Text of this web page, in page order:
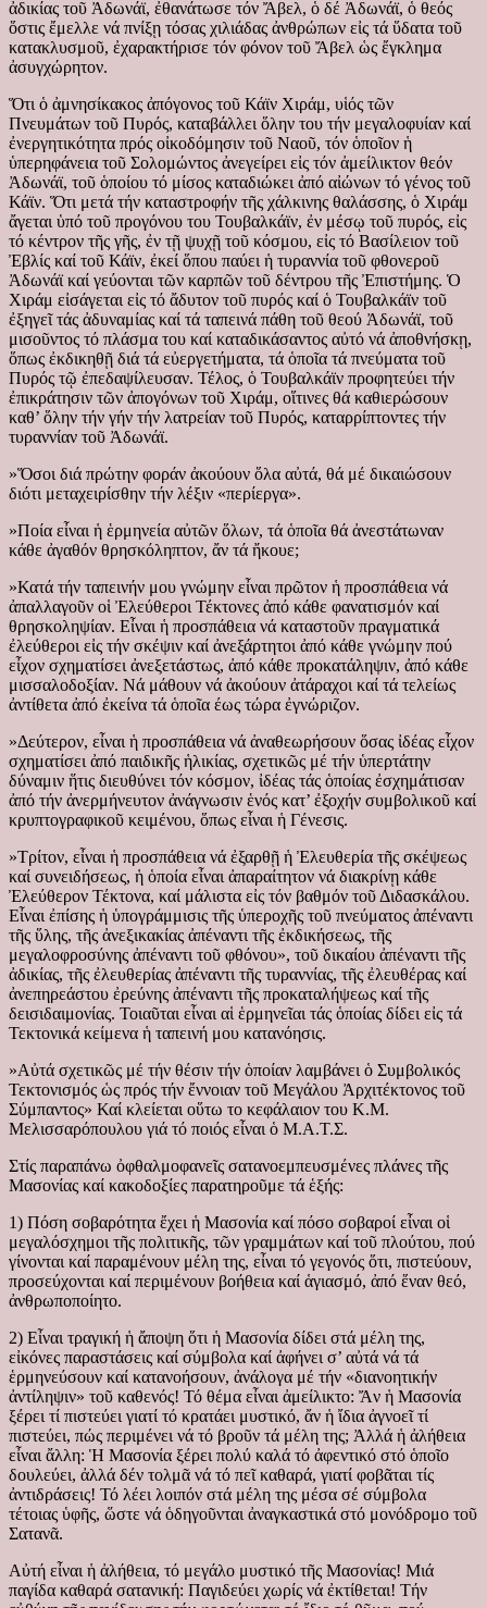
ἀδικίας τοῦ Ἀδωνάϊ, ἐθανάτωσε τόν Ἄβελ, ὁ δέ Ἀδωνάϊ, ὁ θεός
ὅστις ἔμελλε νά πνίξῃ τόσας χιλιάδας ἀνθρώπων εἰς τά ὕδατα τοῦ
κατακλυσμοῦ, ἐχαρακτήρισε τόν φόνον τοῦ Ἄβελ ὡς ἔγκλημα
ἀσυγχώρητον.
Ὅτι ὁ ἀμνησίκακος ἀπόγονος τοῦ Κάϊν Χιράμ, υἱός τῶν
Πνευμάτων τοῦ Πυρός, καταβάλλει ὅλην του τήν μεγαλοφυίαν καί
ἐνεργητικότητα πρός οἰκοδόμησιν τοῦ Ναοῦ, τόν ὁποῖον ἡ
ὑπερηφάνεια τοῦ Σολομώντος ἀνεγείρει εἰς τόν ἀμείλικτον θεόν
Ἀδωνάϊ, τοῦ ὁποίου τό μίσος καταδιώκει ἀπό αἰώνων τό γένος τοῦ
Κάϊν. Ὅτι μετά τήν καταστροφήν τῆς χάλκινης θαλάσσης, ὁ Χιράμ
ἄγεται ὑπό τοῦ προγόνου του Τουβαλκάϊν, ἐν μέσῳ τοῦ πυρός, εἰς
τό κέντρον τῆς γῆς, ἐν τῇ ψυχῇ τοῦ κόσμου, εἰς τό Βασίλειον τοῦ
Ἐβλίς καί τοῦ Κάϊν, ἐκεί ὅπου παύει ἡ τυραννία τοῦ φθονεροῦ
Ἀδωνάϊ καί γεύονται τῶν καρπῶν τοῦ δέντρου τῆς Ἐπιστήμης. Ὁ
Χιράμ εἰσάγεται εἰς τό ἄδυτον τοῦ πυρός καί ὁ Τουβαλκάϊν τοῦ
ἐξηγεῖ τάς ἀδυναμίας καί τά ταπεινά πάθη τοῦ θεού Ἀδωνάϊ, τοῦ
μισοῦντος τό πλάσμα του καί καταδικάσαντος αὐτό νά ἀποθνήσκῃ,
ὅπως ἐκδικηθῇ διά τά εὐεργετήματα, τά ὁποῖα τά πνεύματα τοῦ
Πυρός τῷ ἐπεδαψίλευσαν. Τέλος, ὁ Τουβαλκάϊν προφητεύει τήν
ἐπικράτησιν τῶν ἀπογόνων τοῦ Χιράμ, οἵτινες θά καθιερώσουν
καθ’ ὅλην τήν γήν τήν λατρείαν τοῦ Πυρός, καταρρίπτοντες τήν
τυραννίαν τοῦ Ἀδωνάϊ.
»Ὅσοι διά πρώτην φοράν ἀκούουν ὅλα αὐτά, θά μέ δικαιώσουν
διότι μεταχειρίσθην τήν λέξιν «περίεργα».
»Ποία εἶναι ἡ ἑρμηνεία αὐτῶν ὅλων, τά ὁποῖα θά ἀνεστάτωναν
κάθε ἀγαθόν θρησκόληπτον, ἄν τά ἤκουε;
»Κατά τήν ταπεινήν μου γνώμην εἶναι πρῶτον ἡ προσπάθεια νά
ἀπαλλαγοῦν οἱ Ἐλεύθεροι Τέκτονες ἀπό κάθε φανατισμόν καί
θρησκοληψίαν. Εἶναι ἡ προσπάθεια νά καταστοῦν πραγματικά
ἐλεύθεροι εἰς τήν σκέψιν καί ἀνεξάρτητοι ἀπό κάθε γνώμην πού
εἶχον σχηματίσει ἀνεξετάστως, ἀπό κάθε προκατάληψιν, ἀπό κάθε
μισσαλοδοξίαν. Νά μάθουν νά ἀκούουν ἀτάραχοι καί τά τελείως
ἀντίθετα ἀπό ἐκείνα τά ὁποῖα έως τώρα ἐγνώριζον.
»Δεύτερον, εἶναι ἡ προσπάθεια νά ἀναθεωρήσουν ὅσας ἰδέας εἶχον
σχηματίσει ἀπό παιδικῆς ἡλικίας, σχετικῶς μέ τήν ὑπερτάτην
δύναμιν ἥτις διευθύνει τόν κόσμον, ἰδέας τάς ὁποίας ἐσχημάτισαν
ἀπό τήν ἀνερμήνευτον ἀνάγνωσιν ἑνός κατ’ ἐξοχήν συμβολικοῦ καί
κρυπτογραφικοῦ κειμένου, ὅπως εἶναι ἡ Γένεσις.
»Τρίτον, εἶναι ἡ προσπάθεια νά ἐξαρθῇ ἡ Ἐλευθερία τῆς σκέψεως
καί συνειδήσεως, ἡ ὁποία εἶναι ἀπαραίτητον νά διακρίνῃ κάθε
Ἐλεύθερον Τέκτονα, καί μάλιστα εἰς τόν βαθμόν τοῦ Διδασκάλου.
Εἶναι ἐπίσης ἡ ὑπογράμμισις τῆς ὑπεροχῆς τοῦ πνεύματος ἀπέναντι
τῆς ὕλης, τῆς ἀνεξικακίας ἀπέναντι τῆς ἐκδικήσεως, τῆς
μεγαλοφροσύνης ἀπέναντι τοῦ φθόνου», τοῦ δικαίου ἀπέναντι τῆς
ἀδικίας, τῆς ἐλευθερίας ἀπέναντι τῆς τυραννίας, τῆς ἐλευθέρας καί
ἀνεπηρεάστου ἐρεύνης ἀπέναντι τῆς προκαταλήψεως καί τῆς
δεισιδαιμονίας. Τοιαῦται εἶναι αἱ ἑρμηνεῖαι τάς ὁποίας δίδει εἰς τά
Τεκτονικά κείμενα ἡ ταπεινή μου κατανόησις.
»Αὐτά σχετικῶς μέ τήν θέσιν τήν ὁποίαν λαμβάνει ὁ Συμβολικός
Τεκτονισμός ὡς πρός τήν ἔννοιαν τοῦ Μεγάλου Ἀρχιτέκτονος τοῦ
Σύμπαντος» Καί κλείεται οὕτω το κεφάλαιον του Κ.Μ.
Μελισσαρόπουλου γιά τό ποιός εἶναι ὁ Μ.Α.Τ.Σ.
Στίς παραπάνω ὀφθαλμοφανεῖς σατανοεμπευσμένες πλάνες τῆς
Μασονίας καί κακοδοξίες παρατηροῦμε τά ἑξής:
1) Πόση σοβαρότητα ἔχει ἡ Μασονία καί πόσο σοβαροί εἶναι οἱ
μεγαλόσχημοι τῆς πολιτικῆς, τῶν γραμμάτων καί τοῦ πλούτου, πού
γίνονται καί παραμένουν μέλη της, εἶναι τό γεγονός ὅτι, πιστεύουν,
προσεύχονται καί περιμένουν βοήθεια καί ἁγιασμό, ἀπό ἕναν θεό,
ἀνθρωποποίητο.
2) Εἶναι τραγική ἡ ἄποψη ὅτι ἡ Μασονία δίδει στά μέλη της,
εἰκόνες παραστάσεις καί σύμβολα καί ἀφήνει σ’ αὐτά νά τά
ἑρμηνεύσουν καί κατανοήσουν, ἀνάλογα μέ τήν «διανοητικήν
ἀντίληψιν» τοῦ καθενός! Τό θέμα εἶναι ἀμείλικτο: Ἄν ἡ Μασονία
ξέρει τί πιστεύει γιατί τό κρατάει μυστικό, ἄν ἡ ἴδια ἀγνοεῖ τί
πιστεύει, πώς περιμένει νά τό βροῦν τά μέλη της; Ἀλλά ἡ ἀλήθεια
εἶναι ἄλλη: Ἡ Μασονία ξέρει πολύ καλά τό ἀφεντικό στό ὁποῖο
δουλεύει, ἀλλά δέν τολμᾶ νά τό πεῖ καθαρά, γιατί φοβᾶται τίς
ἀντιδράσεις! Τό λέει λοιπόν στά μέλη της μέσα σέ σύμβολα
τέτοιας ὑφῆς, ὥστε νά ὁδηγοῦνται ἀναγκαστικά στό μονόδρομο τοῦ
Σατανᾶ.
Αὐτή εἶναι ἡ ἀλήθεια, τό μεγάλο μυστικό τῆς Μασονίας! Μιά
παγίδα καθαρά σατανική: Παγιδεύει χωρίς νά ἐκτίθεται! Τήν